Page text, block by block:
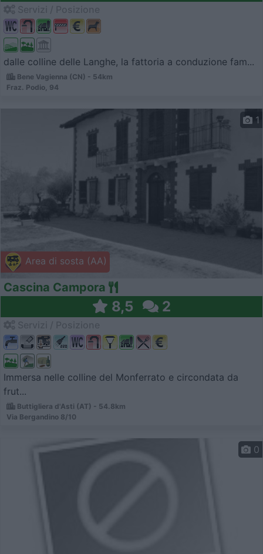
dalle colline delle Langhe, la fattoria a conduzione fam...
Bene Vagienna (CN) - 54km
Fraz. Podio, 94
Area di sosta (AA)
1
Cascina Campora
8,5 2
Immersa nelle colline del Monferrato e circondata da
frut...
Buttigliera d'Asti (AT) - 54.8km
Via Bergandino 8/10
0